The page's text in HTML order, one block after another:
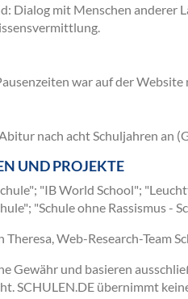
Dialog mit Menschen
war auf der Website
nach acht Schuljahren an
UND PROJEKTE
"IB World School";
"Schule ohne Rassismus -
Web-Research-Team
Gewähr und basieren
SCHULEN.DE übernimmt